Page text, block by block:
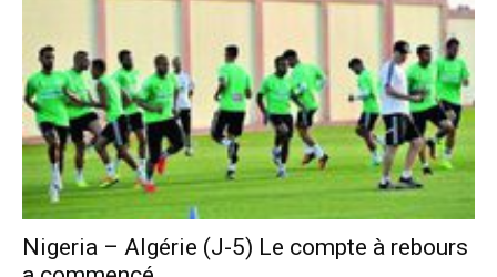
Nigeria – Algérie (J-5) Le compte à rebours